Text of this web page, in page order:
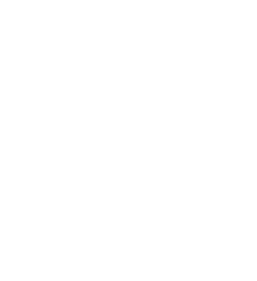
告中对所提及的证券或发
地反映了其个人对该证券
任何其他券商发布的所有
何直接或者间接的可能责
券有限责任公司（以下简
不会因接收人收到本报告
的来源被认为是可靠的，
性。本报告所载的资料、
报告当日的判断。在不同
资料、意见及推测不一致
披露义务。 报告中的内容
司对具体证券买卖的出价